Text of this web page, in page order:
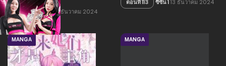
ตอนที่ 3 ซี่ซั่น 115 ธันวาคม 2024
ตอนที่ 113 ซีซั่น 113 ธันวาคม 2024
MANGA MANGA